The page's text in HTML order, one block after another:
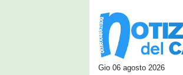
Gio 06 agosto 2026